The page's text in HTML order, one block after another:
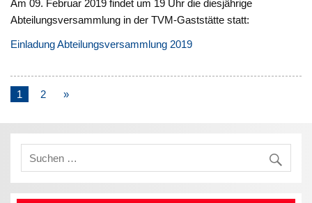
Am 09. Februar 2019 findet um 19 Uhr die diesjährige
Abteilungsversammlung in der TVM-Gaststätte statt:
Einladung Abteilungsversammlung 2019
1 2 »